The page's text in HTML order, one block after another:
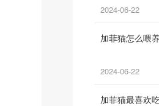
2024-06-22
加菲猫怎么喂
2024-06-22
加菲猫最喜欢